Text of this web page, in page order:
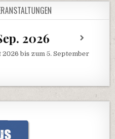
2026
bis zum 5. September